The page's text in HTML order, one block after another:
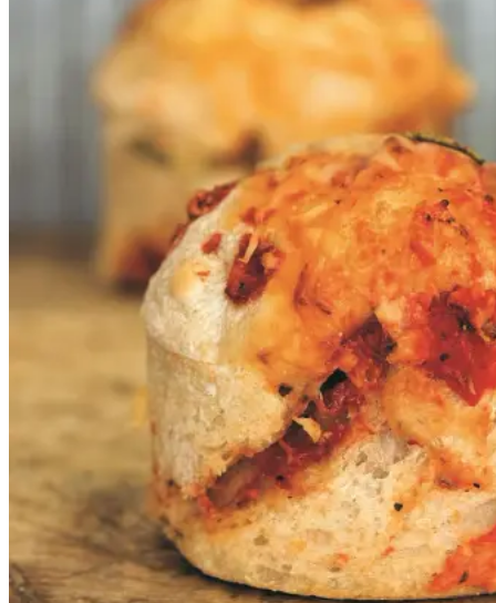
Disse supersaftige snegle baseret
på vores ølandshvededej er uhyre
lækre, ungerne elsker dem og hvis
jeg ikke har tid til en ordentlig
frokost, snupper jeg en
ølandssnegl og jeg gør det med
glæde. Her er sneglene rullet med
rå tomatsauce og comté, men du
kan selvfølgelig variere fyldet.